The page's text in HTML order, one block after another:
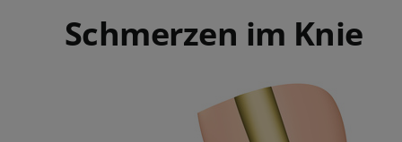
Schmerzen im Knie